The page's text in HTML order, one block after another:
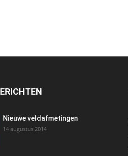
Nieuwe veldafmetingen
14 augustus 2014